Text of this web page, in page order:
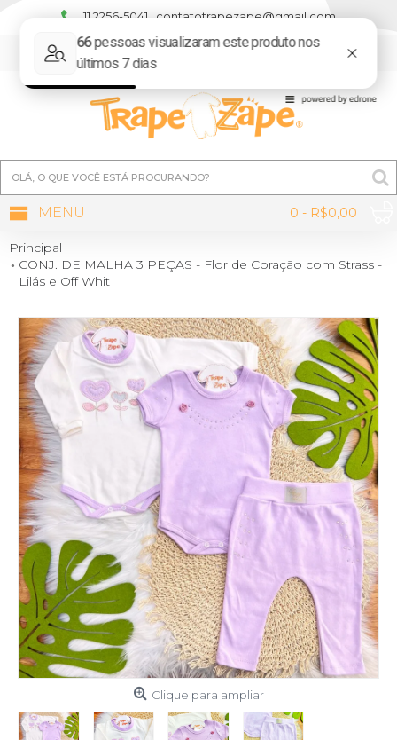
11 2256-5041 | contatotrapezape@gmail.com
0 - R$0,00
MENU
Principal
CONJ. DE MALHA 3 PEÇAS - Flor de Coração com Strass -
Lilás e Off Whit
Clique para ampliar